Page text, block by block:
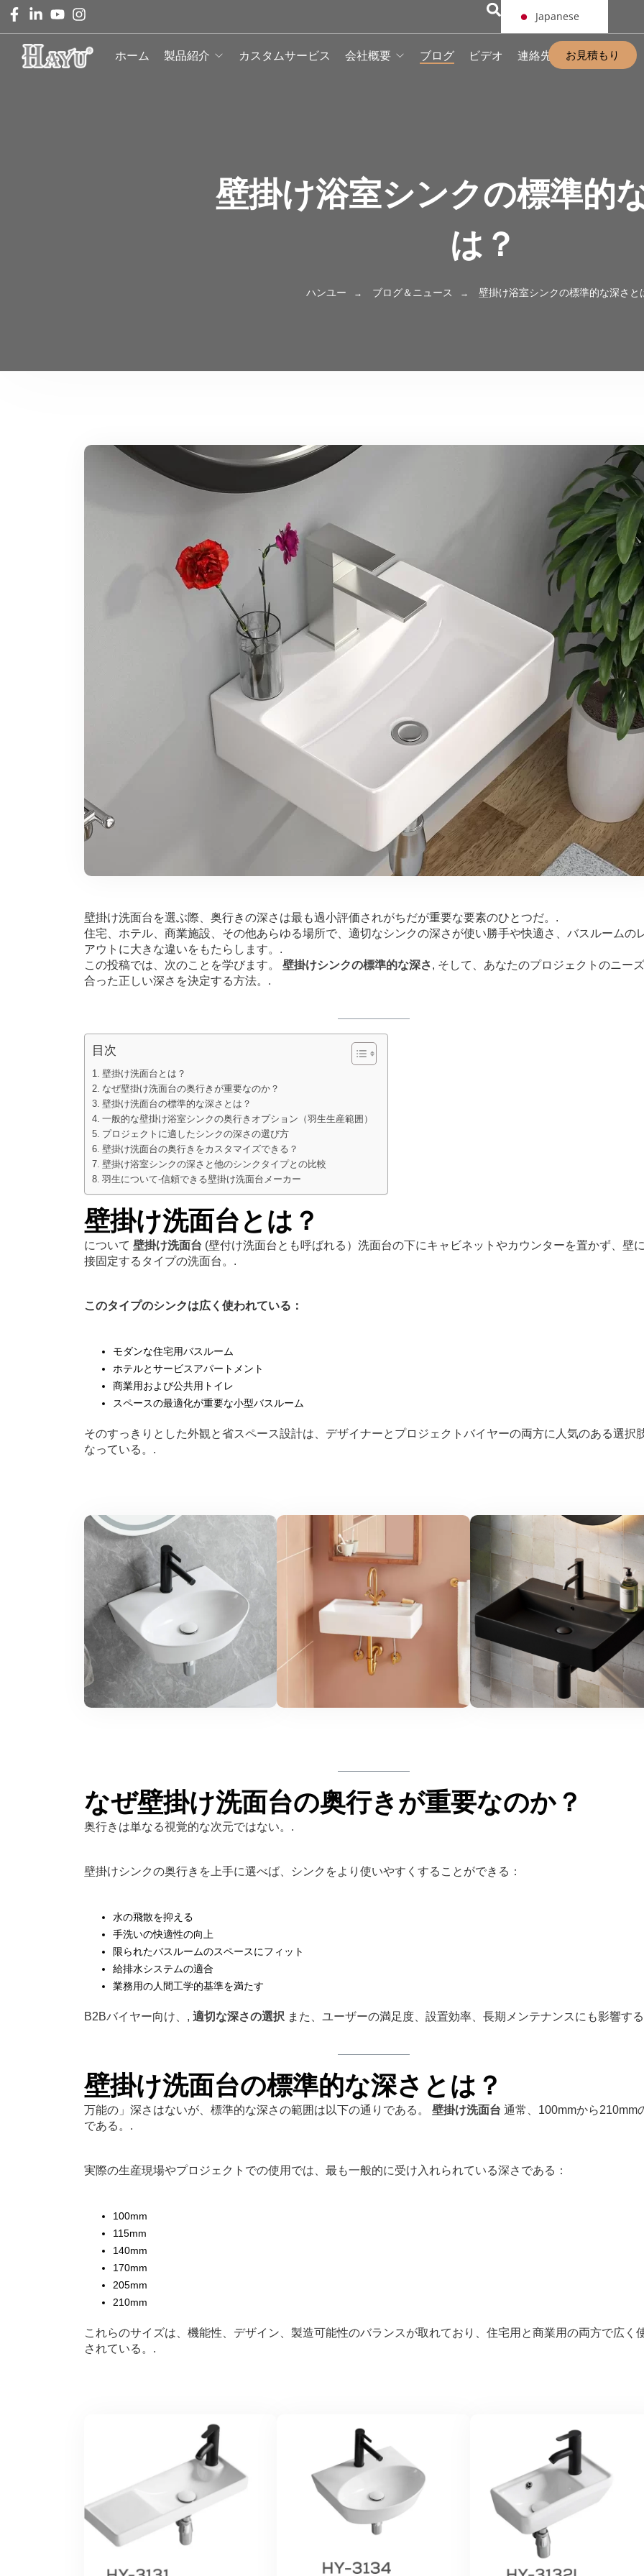
Japanese
ホーム 製品紹介 カスタムサービス 会社概要 ブログ ビデオ 連絡先 お見積もり
壁掛け浴室シンクの標準的
は？
ハンユー ブログ＆ニュース 壁掛け浴室シンクの標準的な深さと
壁掛け洗面台を選ぶ際、奥行きの深さは最も過小評価されがちだが重要な要素のひとつだ。.
住宅、ホテル、商業施設、その他あらゆる場所で、適切なシンクの深さが使い勝手や快適さ、バスルームの
アウトに大きな違いをもたらします。.
この投稿では、次のことを学びます。 壁掛けシンクの標準的な深さ, そして、あなたのプロジェクトのニー
合った正しい深さを決定する方法。.
目次
壁掛け洗面台とは？
なぜ壁掛け洗面台の奥行きが重要なのか？
壁掛け洗面台の標準的な深さとは？
一般的な壁掛け浴室シンクの奥行きオプション（羽生生産範囲）
プロジェクトに適したシンクの深さの選び方
壁掛け洗面台の奥行きをカスタマイズできる？
壁掛け浴室シンクの深さと他のシンクタイプとの比較
羽生について-信頼できる壁掛け洗面台メーカー
壁掛け洗面台とは？
について 壁掛け洗面台 (壁付け洗面台とも呼ばれる）洗面台の下にキャビネットやカウンターを置かず、壁
接固定するタイプの洗面台。.
このタイプのシンクは広く使われている：
モダンな住宅用バスルーム
ホテルとサービスアパートメント
商業用および公共用トイレ
スペースの最適化が重要な小型バスルーム
そのすっきりとした外観と省スペース設計は、デザイナーとプロジェクトバイヤーの両方に人気のある選択
なっている。.
なぜ壁掛け洗面台の奥行きが重要なのか？
奥行きは単なる視覚的な次元ではない。.
壁掛けシンクの奥行きを上手に選べば、シンクをより使いやすくすることができる：
水の飛散を抑える
手洗いの快適性の向上
限られたバスルームのスペースにフィット
給排水システムの適合
業務用の人間工学的基準を満たす
B2Bバイヤー向け、, 適切な深さの選択 また、ユーザーの満足度、設置効率、長期メンテナンスにも影響す
壁掛け洗面台の標準的な深さとは？
万能の」深さはないが、標準的な深さの範囲は以下の通りである。 壁掛け洗面台 通常、100mmから210mm
である。.
実際の生産現場やプロジェクトでの使用では、最も一般的に受け入れられている深さである：
100mm
115mm
140mm
170mm
205mm
210mm
これらのサイズは、機能性、デザイン、製造可能性のバランスが取れており、住宅用と商業用の両方で広く
されている。.